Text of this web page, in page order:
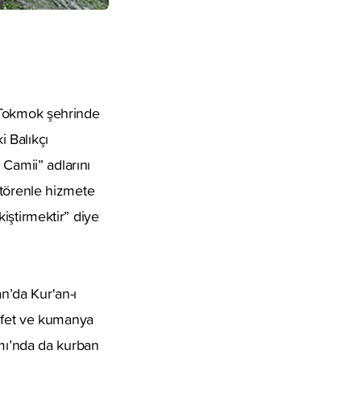
şehrinde
adlarını
hizmete
diye
Kur'an-ı
ve kumanya
da kurban